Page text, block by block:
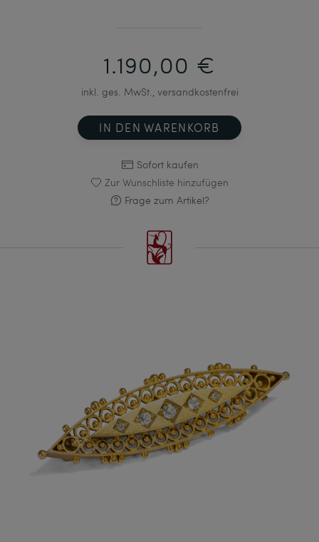
1.190,00 €
inkl. ges. MwSt., versandkostenfrei
IN DEN WARENKORB
Sofort kaufen
Zur Wunschliste hinzufügen
Frage zum Artikel?